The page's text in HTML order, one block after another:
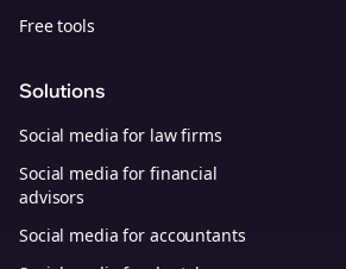
Free tools
Solutions
Social media for law firms
Social media for financial
advisors
Social media for accountants